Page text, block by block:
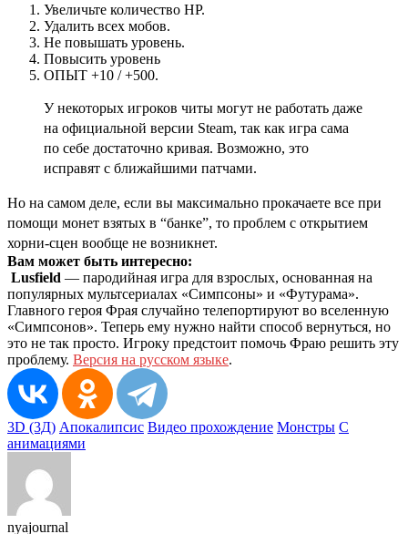
Увеличьте количество HP.
Удалить всех мобов.
Не повышать уровень.
Повысить уровень
ОПЫТ +10 / +500.
У некоторых игроков читы могут не работать даже
на официальной версии Steam, так как игра сама
по себе достаточно кривая. Возможно, это
исправят с ближайшими патчами.
Но на самом деле, если вы максимально прокачаете все при
помощи монет взятых в “банке”, то проблем с открытием
хорни-сцен вообще не возникнет.
Вам может быть интересно:
Lusfield — пародийная игра для взрослых, основанная на
популярных мультсериалах «Симпсоны» и «Футурама».
Главного героя Фрая случайно телепортируют во вселенную
«Симпсонов». Теперь ему нужно найти способ вернуться, но
это не так просто. Игроку предстоит помочь Фраю решить эту
проблему. Версия на русском языке.
3D (3Д) Апокалипсис Видео прохождение Монстры С
анимациями
nyajournal